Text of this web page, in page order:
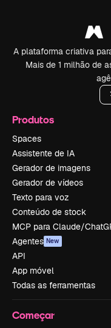
A plataforma criativa
Mais de 1 milhão de
Produtos
Spaces
Assistente de IA
Gerador de imagens
Gerador de vídeos
Texto para voz
Conteúdo de stock
MCP para Claude/
Agentes New
API
App móvel
Todas as ferramentas
Começar